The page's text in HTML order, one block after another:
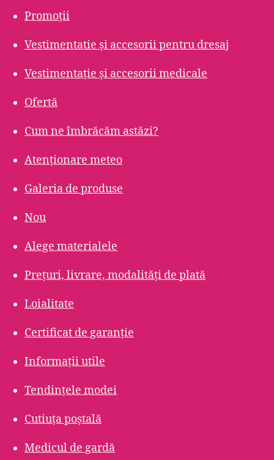
Promoții
Vestimentatie și accesorii pentru dresaj
Vestimentație și accesorii medicale
Ofertă
Cum ne îmbrăcăm astăzi?
Atenționare meteo
Galeria de produse
Nou
Alege materialele
Prețuri, livrare, modalități de plată
Loialitate
Certificat de garanție
Informații utile
Tendințele modei
Cutiuța poștală
Medicul de gardă